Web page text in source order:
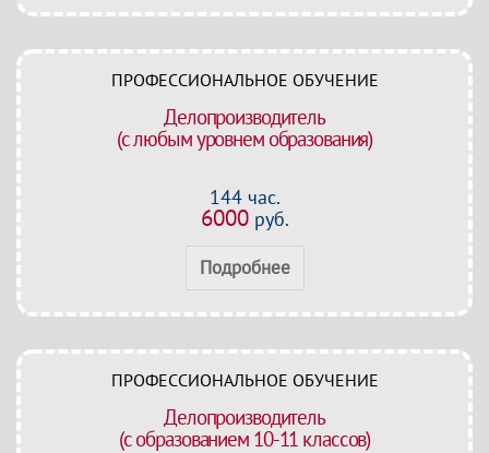
ПРОФЕССИОНАЛЬНОЕ ОБУЧЕНИЕ
Делопроизводитель
(с любым уровнем образования)
144 час.
6000руб.
Подробнее
ПРОФЕССИОНАЛЬНОЕ ОБУЧЕНИЕ
Делопроизводитель
(с образованием 10-11 классов)